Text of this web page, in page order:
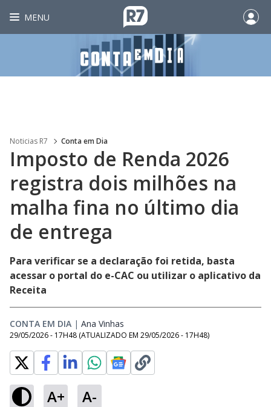
MENU
Noticias R7 Conta em Dia
Imposto de Renda 2026
registra dois milhões na
malha fina no último dia
de entrega
Para verificar se a declaração foi retida, basta
acessar o portal do e-CAC ou utilizar o aplicativo da
Receita
CONTA EM DIA | Ana Vinhas
29/05/2026 - 17H48 (ATUALIZADO EM 29/05/2026 - 17H48)
A+ A-